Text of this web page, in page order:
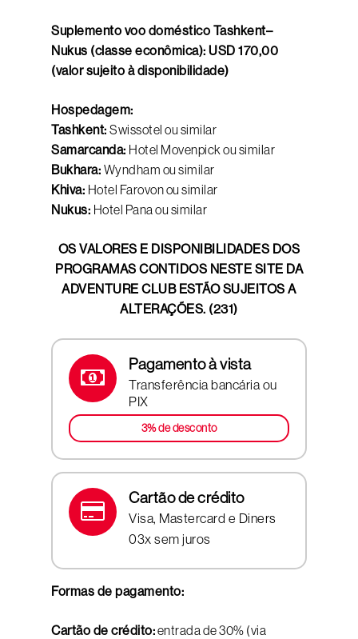
Suplemento voo doméstico Tashkent–
Nukus (classe econômica): USD 170,00
(valor sujeito à disponibilidade)
Hospedagem:
Tashkent: Swissotel ou similar
Samarcanda: Hotel Movenpick ou similar
Bukhara: Wyndham ou similar
Khiva: Hotel Farovon ou similar
Nukus: Hotel Pana ou similar
OS VALORES E DISPONIBILIDADES DOS
PROGRAMAS CONTIDOS NESTE SITE DA
ADVENTURE CLUB ESTÃO SUJEITOS A
ALTERAÇÕES. (231)
Pagamento à vista
Transferência bancária ou
PIX
3% de desconto
Cartão de crédito
Visa, Mastercard e Diners
03x sem juros
Formas de pagamento:
Cartão de crédito:entrada de 30% (via